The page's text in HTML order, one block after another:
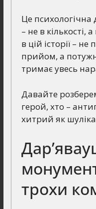
Це психологічна
– не в кількості,
в цій історії –
прийом, а
тримає увесь
Давайте
герой, хто –
хитрий як
трохи